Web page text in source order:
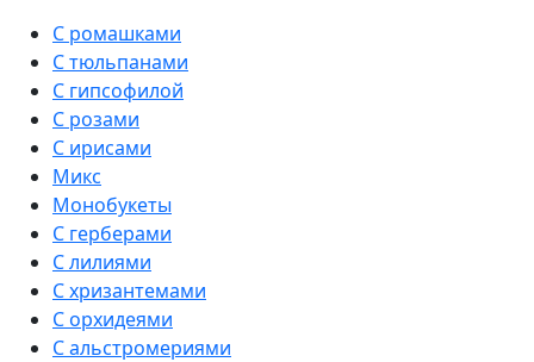
С ромашками
С тюльпанами
С гипсофилой
С розами
С ирисами
Микс
Монобукеты
С герберами
С лилиями
С хризантемами
С орхидеями
С альстромериями